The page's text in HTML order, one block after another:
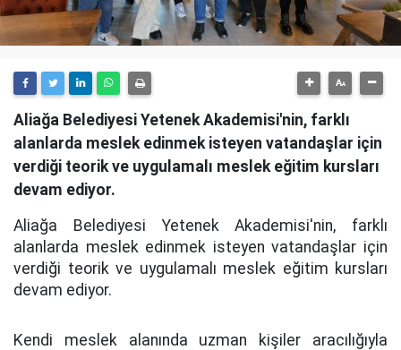
Aliağa Belediyesi Yetenek Akademisi'nin, farklı
alanlarda meslek edinmek isteyen vatandaşlar için
verdiği teorik ve uygulamalı meslek eğitim kursları
devam ediyor.
Aliağa Belediyesi Yetenek Akademisi'nin, farklı
alanlarda meslek edinmek isteyen vatandaşlar için
verdiği teorik ve uygulamalı meslek eğitim kursları
devam ediyor.
Kendi meslek alanında uzman kişiler aracılığıyla